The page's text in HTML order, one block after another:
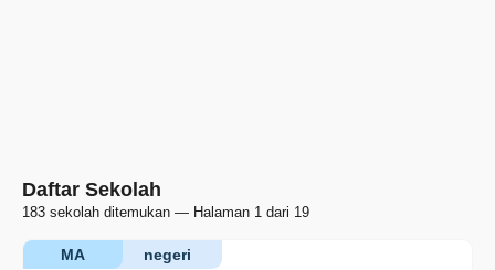
Daftar Sekolah
183 sekolah ditemukan — Halaman 1 dari 19
negeri
MA